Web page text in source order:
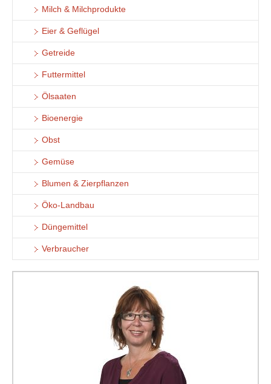
Milch & Milchprodukte
Eier & Geflügel
Getreide
Futtermittel
Ölsaaten
Bioenergie
Obst
Gemüse
Blumen & Zierpflanzen
Öko-Landbau
Düngemittel
Verbraucher